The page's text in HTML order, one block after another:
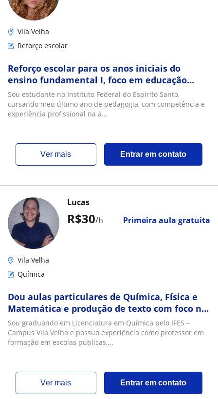
Vila Velha
Reforço escolar
Reforço escolar para os anos iniciais do
ensino fundamental I, foco em educação
especial, alfabetização, psicopedagogía, e
outros
Sou estudante no Instituto Federal do Espírito Santo,
cursando meu último ano de pedagogia, com competência e
experiência profissional na á...
ver mais Entrar em contato
R$30/h Primeira aula gratuita
Lucas
Vila Velha
Química
Dou aulas particulares de Química, Física e
Matemática e produção de texto com foco na
preparação para o ENEM
Sou graduando em Licenciatura em Química pelo IFES –
Campus Vila Velha e possuo experiência como professor em
formação em escolas públicas,...
ver mais Entrar em contato